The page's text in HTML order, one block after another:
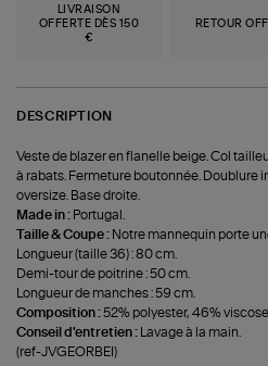
LIVRAISON
OFFERTE DÈS 150
€
RETOUR
DESCRIPTION
Veste de blazer en flanelle beige. Col
à rabats. Fermeture boutonnée. Doublure
oversize. Base droite.
Made in : Portugal.
Taille & Coupe : Notre mannequin porte
Longueur (taille 36) : 80 cm.
Demi-tour de poitrine : 50 cm.
Longueur de manches : 59 cm.
Composition :52% polyester, 46%
Conseil d'entretien :
Lavage à la main.
(ref-JVGEORBEI)